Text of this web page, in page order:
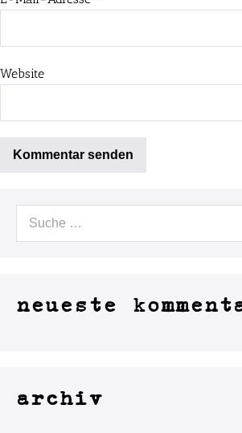
Website
neueste
archiv